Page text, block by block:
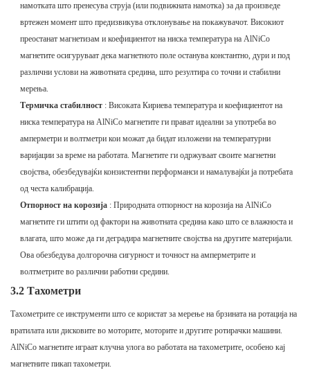
намотката што пренесува струја (или подвижната намотка) за да произведе
вртежен момент што предизвикува отклонување на покажувачот. Високиот
преостанат магнетизам и коефициентот на ниска температура на AlNiCo
магнетите осигуруваат дека магнетното поле останува константно, дури и под
различни услови на животната средина, што резултира со точни и стабилни
мерења.
Термичка стабилност : Високата Кириева температура и коефициентот на
ниска температура на AlNiCo магнетите ги прават идеални за употреба во
амперметри и волтметри кои можат да бидат изложени на температурни
варијации за време на работата. Магнетите ги одржуваат своите магнетни
својства, обезбедувајќи конзистентни перформанси и намалувајќи ја потребата
од честа калибрација.
Отпорност на корозија : Природната отпорност на корозија на AlNiCo
магнетите ги штити од фактори на животната средина како што се влажноста и
влагата, што може да ги деградира магнетните својства на другите материјали.
Ова обезбедува долгорочна сигурност и точност на амперметрите и
волтметрите во различни работни средини.
3.2 Тахометри
Тахометрите се инструменти што се користат за мерење на брзината на ротација на
вратилата или дисковите во моторите, моторите и другите ротирачки машини.
AlNiCo магнетите играат клучна улога во работата на тахометрите, особено кај
магнетните пикап тахометри.